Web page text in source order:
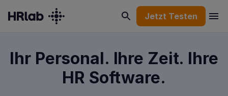
Jetzt Testen
Ihr Personal. Ihre Zeit. Ihre
HR Software.